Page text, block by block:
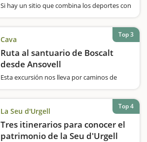
Si hay un sitio que combina los deportes con
del año, éste es sin duda los Pirineos y las
Tierras de Lleida.En Rafting Park La Seu
d'Urgell encontraréis todo…
Cava
Ruta al santuario de Boscalt
desde Ansovell
Esta excursión nos lleva por caminos de
grandes dimensiones considerado también
uno de los más viejos del…
Top 3
La Seu d'Urgell
Tres itinerarios para conocer el
patrimonio de la Seu d'Urgell
Top 4